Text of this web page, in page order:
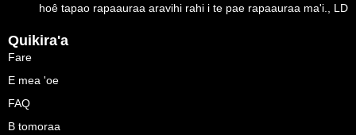
hoê tapao rapaauraa aravihi rahi i te pae rapaauraa ma'i., LD
Quikira'a
Fare
E mea 'oe
FAQ
B tomoraa